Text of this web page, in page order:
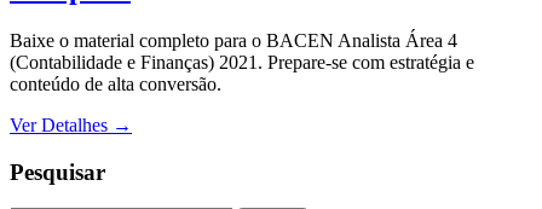
Baixe o material completo para o BACEN Analista Área 4
(Contabilidade e Finanças) 2021. Prepare-se com estratégia e
conteúdo de alta conversão.
Ver Detalhes →
Pesquisar